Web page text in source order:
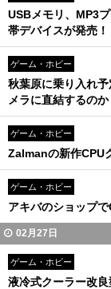
USBメモリ、MP3
帯デバイスが発売！
ゲーム・ホビー
秋葉原に乗り入れ
メラに直結するのか
ゲーム・ホビー
Zalmanの新作CPU
ゲーム・ホビー
アキバのショップ
02月27日
ゲーム・ホビー
液冷式クーラー改